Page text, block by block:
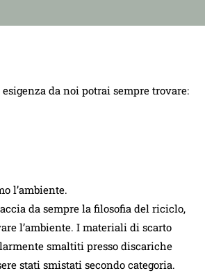
da noi potrai sempre trovare:
l’ambiente.
da sempre la filosofia del riciclo,
l’ambiente. I materiali di scarto
smaltiti presso discariche
stati smistati secondo categoria.